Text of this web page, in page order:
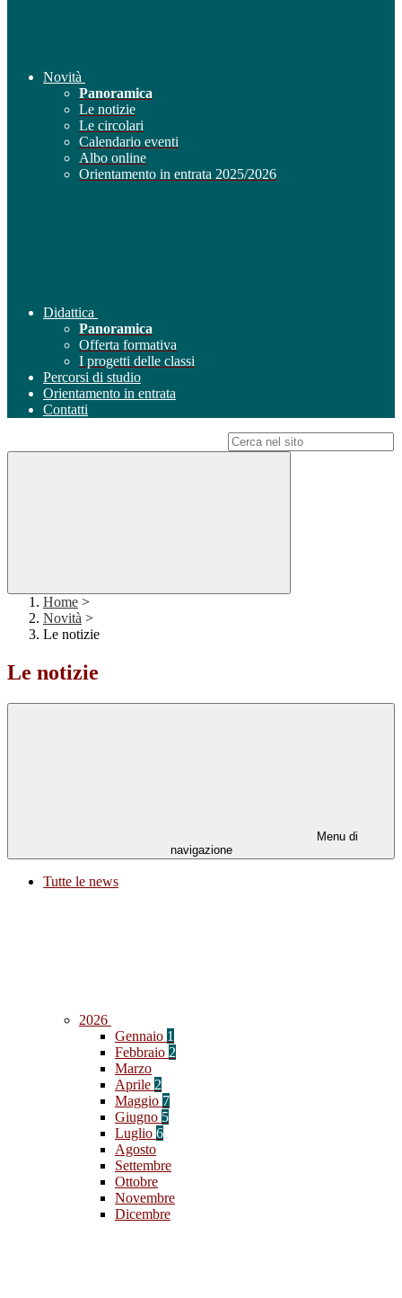
Novità
Panoramica
Le notizie
Le circolari
Calendario eventi
Albo online
Orientamento in entrata 2025/2026
Didattica
Panoramica
Offerta formativa
I progetti delle classi
Percorsi di studio
Orientamento in entrata
Contatti
Home >
Novità >
Le notizie
Le notizie
Menu di
navigazione
Tutte le news
2026
Gennaio 1
Febbraio 2
Marzo
Aprile 2
Maggio 7
Giugno 5
Luglio 6
Agosto
Settembre
Ottobre
Novembre
Dicembre